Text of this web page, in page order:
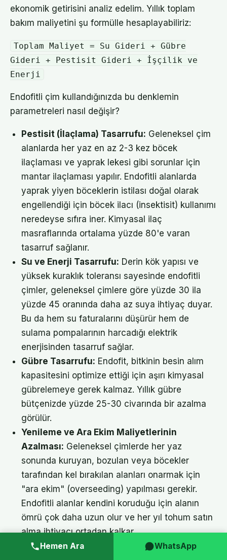
ekonomik getirisini analiz edelim. Yıllık toplam
bakım maliyetini şu formülle hesaplayabiliriz:
Toplam Maliyet = Su Gideri + Gübre
Gideri + Pestisit Gideri + İşçilik ve
Enerji
Endofitli çim kullandığınızda bu denklemin
parametreleri nasıl değişir?
Pestisit (İlaçlama) Tasarrufu: Geleneksel çim
alanlarda her yaz en az 2-3 kez böcek
ilaçlaması ve yaprak lekesi gibi sorunlar için
mantar ilaçlaması yapılır. Endofitli alanlarda
yaprak yiyen böceklerin istilası doğal olarak
engellendiği için böcek ilacı (insektisit) kullanımı
neredeyse sıfıra iner. Kimyasal ilaç
masraflarında ortalama yüzde 80'e varan
tasarruf sağlanır.
Su ve Enerji Tasarrufu: Derin kök yapısı ve
yüksek kuraklık toleransı sayesinde endofitli
çimler, geleneksel çimlere göre yüzde 30 ila
yüzde 45 oranında daha az suya ihtiyaç duyar.
Bu da hem su faturalarını düşürür hem de
sulama pompalarının harcadığı elektrik
enerjisinden tasarruf sağlar.
Gübre Tasarrufu: Endofit, bitkinin besin alım
kapasitesini optimize ettiği için aşırı kimyasal
gübrelemeye gerek kalmaz. Yıllık gübre
bütçenizde yüzde 25-30 civarında bir azalma
görülür.
Yenileme ve Ara Ekim Maliyetlerinin
Azalması: Geleneksel çimlerde her yaz
sonunda kuruyan, bozulan veya böcekler
tarafından kel bırakılan alanları onarmak için
"ara ekim" (overseeding) yapılması gerekir.
Endofitli alanlar kendini koruduğu için alanın
ömrü çok daha uzun olur ve her yıl tohum satın
alma ihtiyacı ortadan kalkar.
Aşağıdaki grafiksel benzetimle ifade edecek
Hemen Ara WhatsApp